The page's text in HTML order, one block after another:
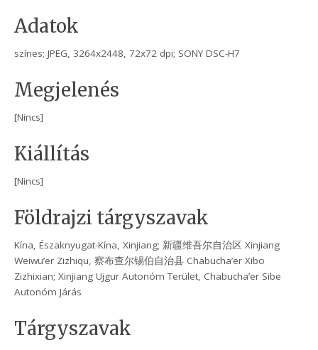
Adatok
színes; JPEG, 3264x2448, 72x72 dpi; SONY DSC-H7
Megjelenés
[Nincs]
Kiállítás
[Nincs]
Földrajzi tárgyszavak
Kína, Északnyugat-Kína, Xinjiang; 新疆维吾尔自治区 Xinjiang
Weiwu’er Zizhiqu, 察布查尔锡伯自治县 Chabucha’er Xibo
Zizhixian; Xinjiang Ujgur Autonóm Terület, Chabucha’er Sibe
Autonóm Járás
Tárgyszavak